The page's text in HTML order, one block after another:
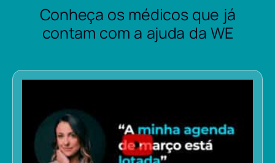
Conheça os médicos que já
contam com a ajuda da WE